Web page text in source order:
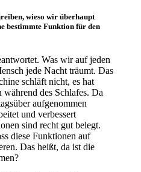
wieso wir überhaupt
bestimmte Funktion für den
Was wir auf jeden
jede Nacht träumt. Das
schläft nicht, es hat
des Schlafes. Da
aufgenommen
und verbessert
sind recht gut belegt.
diese Funktionen auf
Das heißt, da ist die